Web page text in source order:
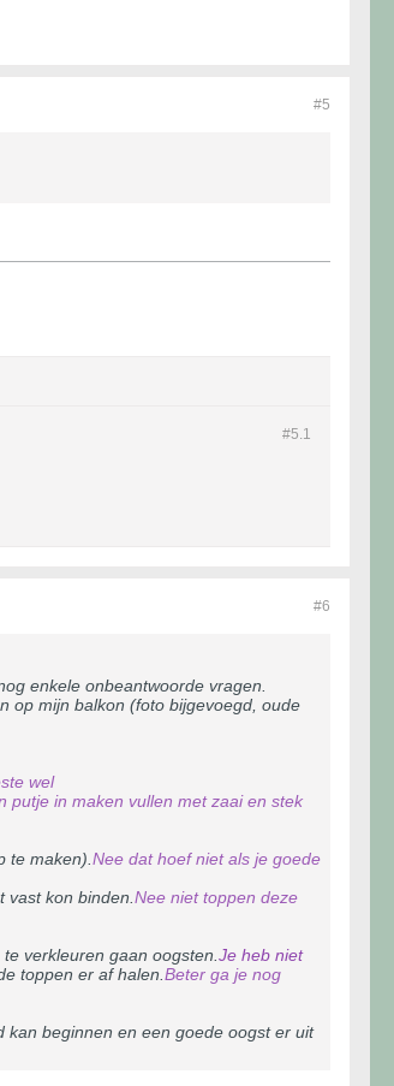
#5
#5.1
#6
enkele onbeantwoorde vragen.
op mijn balkon (foto bijgevoegd, oude
wel
putje in maken vullen met zaai en stek
te maken). Nee dat hoef niet als je goede
kon binden. Nee niet toppen deze
verkleuren gaan oogsten. Je heb niet
toppen er af halen. Beter ga je nog
beginnen en een goede oogst er uit